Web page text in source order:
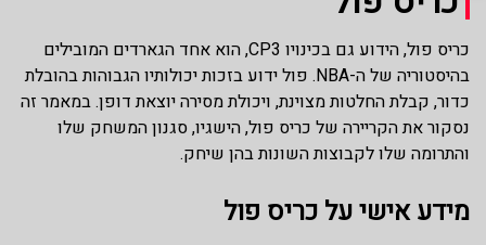
כריס פול, הידוע גם בכינויו CP3, הוא אחד הגארדים המובילים
בהיסטוריה של ה-NBA. פול ידוע בזכות יכולותיו הגבוהות בהובלת
כדור, קבלת החלטות מצוינת, ויכולת מסירה יוצאת דופן. במאמר זה
נסקור את הקריירה של כריס פול, הישגיו, סגנון המשחק שלו
והתרומה שלו לקבוצות השונות בהן שיחק.
מידע אישי על כריס פול